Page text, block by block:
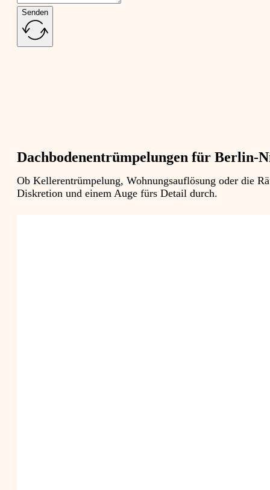
Senden
Dachbodenentrümpelungen für Berlin-
Ob Kellerentrümpelung, Wohnungsauflösung oder die
Diskretion und einem Auge fürs Detail durch.